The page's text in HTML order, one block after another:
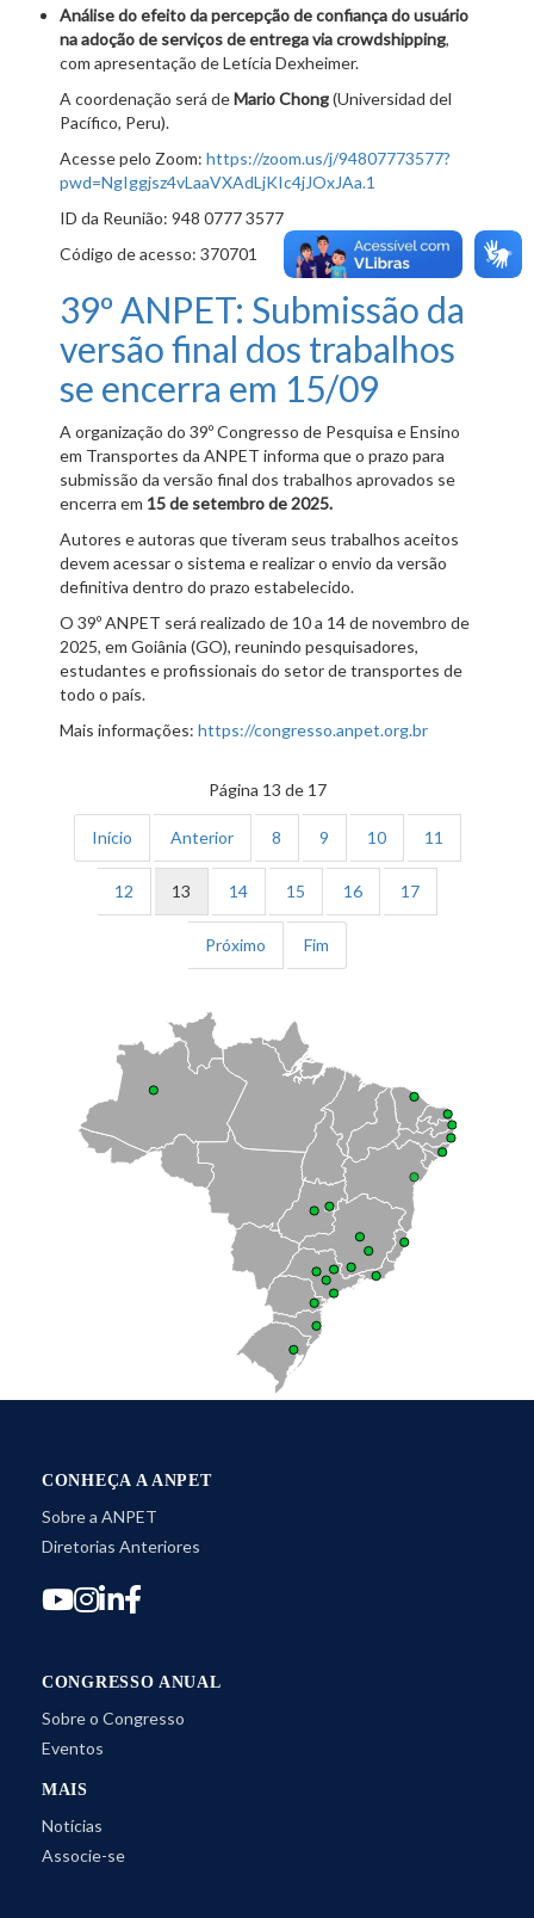
Análise do efeito da percepção de confiança do usuário
na adoção de serviços de entrega via crowdshipping,
com apresentação de Letícia Dexheimer.
A coordenação será deMario Chong(Universidad del
Pacífico, Peru).
Acesse pelo Zoom: https://zoom.us/j/94807773577?
pwd=NgIggjsz4vLaaVXAdLjKIc4jJOxJAa.1
ID da Reunião: 948 0777 3577
Código de acesso: 370701
39º ANPET: Submissão da
versão final dos trabalhos
se encerra em 15/09
A organização do 39º Congresso de Pesquisa e Ensino
em Transportes da ANPET informa que o prazo para
submissão da versão final dos trabalhos aprovados se
encerra em 15 de setembro de 2025.
Autores e autoras que tiveram seus trabalhos aceitos
devem acessar o sistema e realizar o envio da versão
definitiva dentro do prazo estabelecido.
O 39º ANPET será realizado de 10 a 14 de novembro de
2025, em Goiânia (GO), reunindo pesquisadores,
estudantes e profissionais do setor de transportes de
todo o país.
Mais informações: https://congresso.anpet.org.br
Página 13 de 17
Início Anterior 8 9 10 11
12 13 14 15 16 17
Próximo Fim
CONHEÇA A ANPET
Sobre a ANPET
Diretorias Anteriores
CONGRESSO ANUAL
Sobre o Congresso
Eventos
MAIS
Notícias
Associe-se